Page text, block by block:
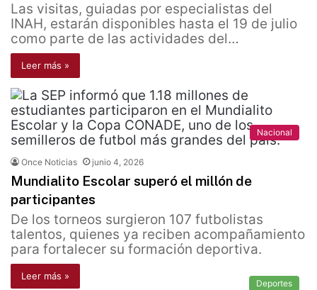
Las visitas, guiadas por especialistas del
INAH, estarán disponibles hasta el 19 de julio
como parte de las actividades del…
Leer más »
Nacional
Once Noticias junio 4, 2026
Mundialito Escolar superó el millón de
participantes
De los torneos surgieron 107 futbolistas
talentos, quienes ya reciben acompañamiento
para fortalecer su formación deportiva.
Leer más »
Deportes